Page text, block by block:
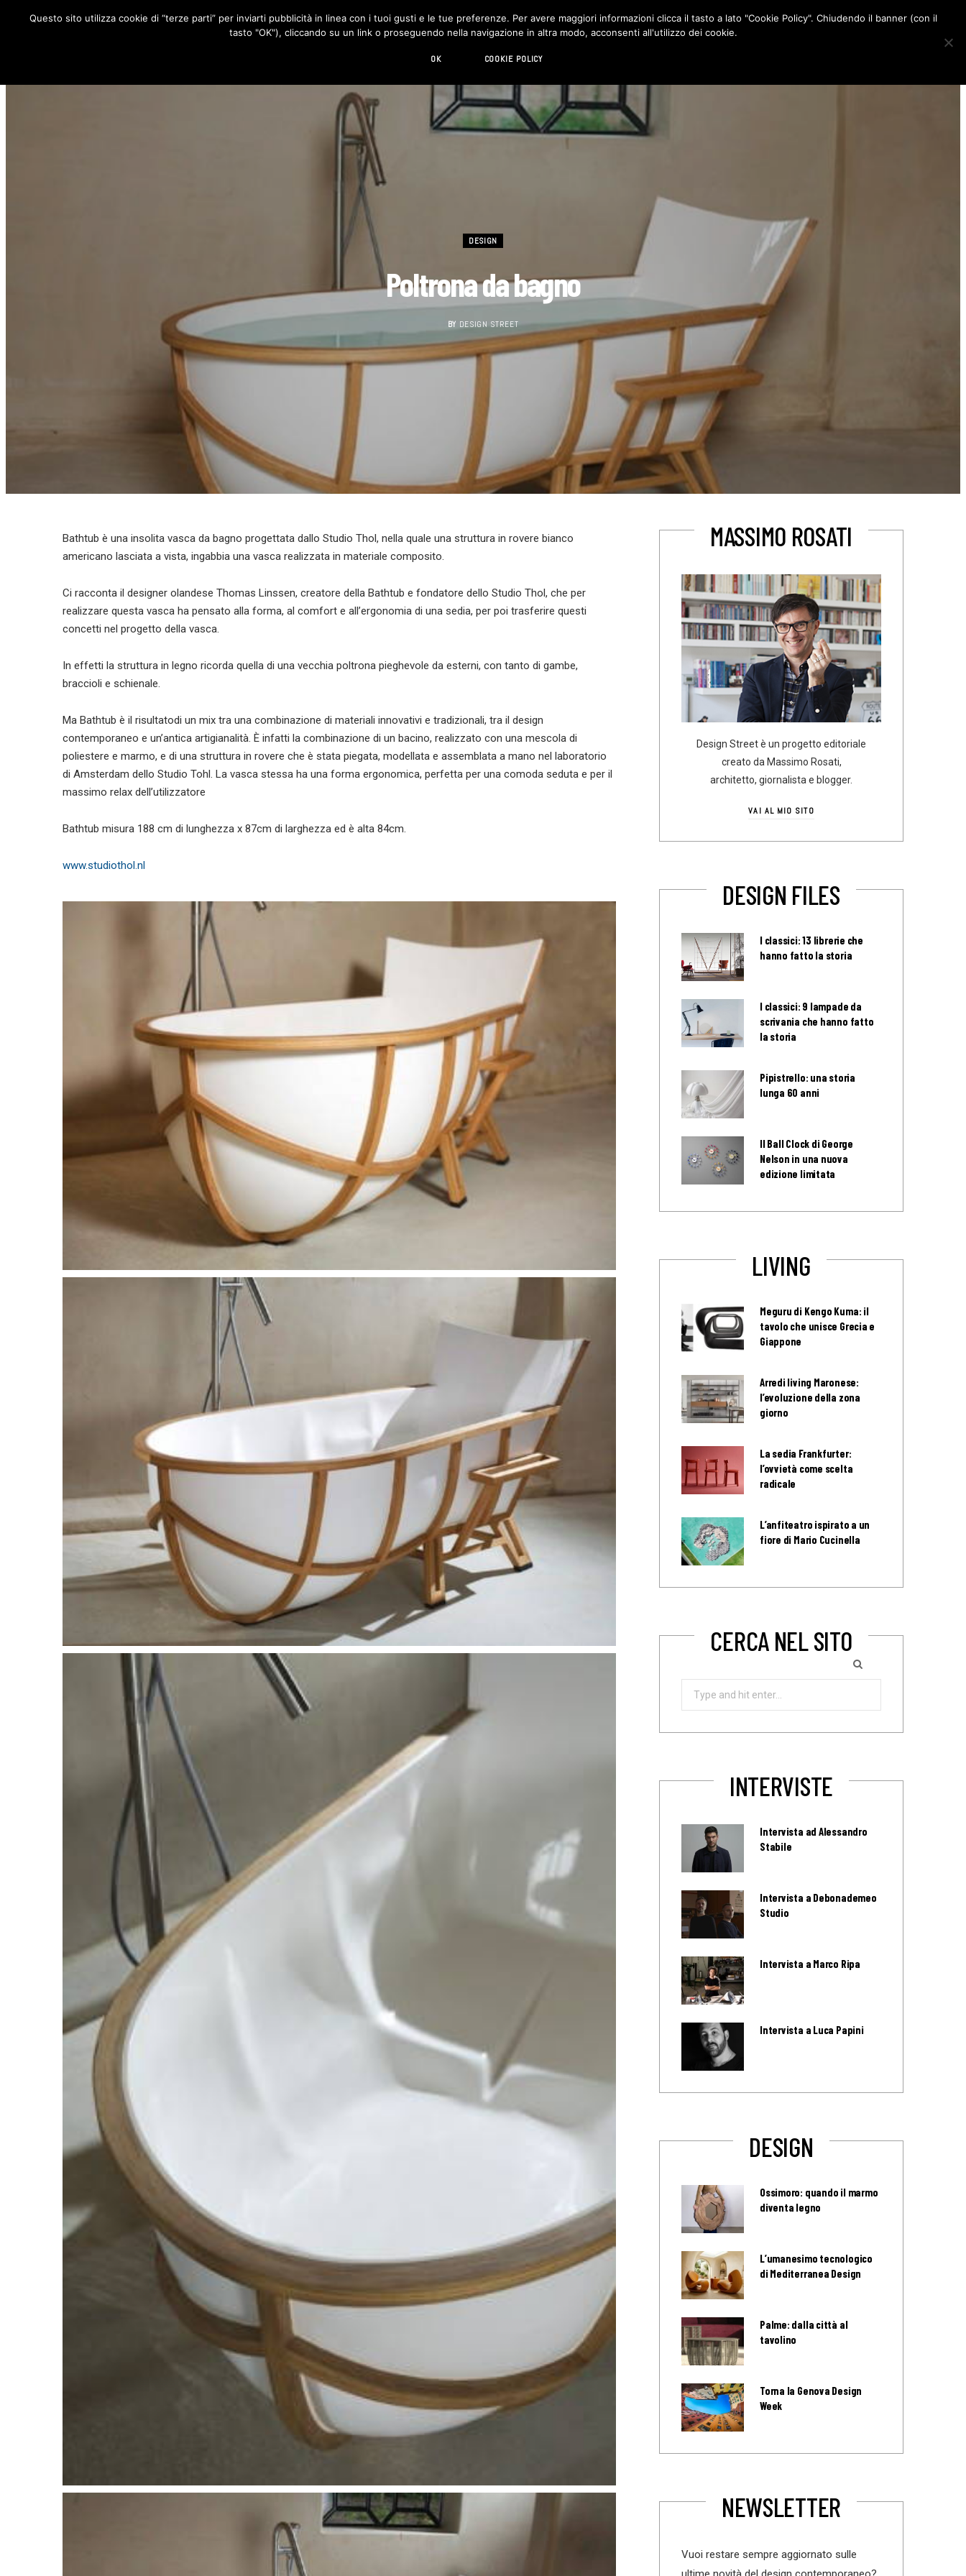
RUBRICHE DESIGN LIVING HI-TECH CHI SIAMO CONTATTI
o
g
r
d
DESIGN
Poltrona da bagno
BY DESIGN STREET
Bathtub è una insolita vasca da bagno progettata dallo Studio Thol, nella quale una struttura in rovere bianco
americano lasciata a vista, ingabbia una vasca realizzata in materiale composito.
Ci racconta il designer olandese Thomas Linssen, creatore della Bathtub e fondatore dello Studio Thol, che per
realizzare questa vasca ha pensato alla forma, al comfort e all’ergonomia di una sedia, per poi trasferire questi
concetti nel progetto della vasca.
In effetti la struttura in legno ricorda quella di una vecchia poltrona pieghevole da esterni, con tanto di gambe,
braccioli e schienale.
Ma Bathtub è il risultatodi un mix tra una combinazione di materiali innovativi e tradizionali, tra il design
contemporaneo e un’antica artigianalità. È infatti la combinazione di un bacino, realizzato con una mescola di
poliestere e marmo, e di una struttura in rovere che è stata piegata, modellata e assemblata a mano nel laboratorio
di Amsterdam dello Studio Tohl. La vasca stessa ha una forma ergonomica, perfetta per una comoda seduta e per il
massimo relax dell’utilizzatore
Bathtub misura 188 cm di lunghezza x 87cm di larghezza ed è alta 84cm.
www.studiothol.nl
MASSIMO ROSATI
Design Street è un progetto editoriale
creato da Massimo Rosati,
architetto, giornalista e blogger.
VAI AL MIO SITO
DESIGN FILES
I classici: 13 librerie che
hanno fatto la storia
I classici: 9 lampade da
scrivania che hanno fatto
la storia
Pipistrello: una storia
lunga 60 anni
Il Ball Clock di George
Nelson in una nuova
edizione limitata
LIVING
Meguru di Kengo Kuma: il
tavolo che unisce Grecia e
Giappone
Arredi living Maronese:
l’evoluzione della zona
giorno
La sedia Frankfurter:
l’ovvietà come scelta
radicale
L’anfiteatro ispirato a un
fiore di Mario Cucinella
CERCA NEL SITO
Search
INTERVISTE
Intervista ad Alessandro
Stabile
Intervista a Debonademeo
Studio
Intervista a Marco Ripa
Intervista a Luca Papini
DESIGN
Ossimoro: quando il marmo
diventa legno
L’umanesimo tecnologico
di Mediterranea Design
Palme: dalla città al
tavolino
Torna la Genova Design
Week
NEWSLETTER
Vuoi restare sempre aggiornato sulle
Questo sito utilizza cookie di “terze parti” per inviarti pubblicità in linea con i tuoi gusti e le tue preferenze. Per avere maggiori informazioni clicca il tasto a lato "Cookie Policy". Chiudendo il banner (con il
tasto "OK"), cliccando su un link o proseguendo nella navigazione in altra modo, acconsenti all'utilizzo dei cookie.
OK COOKIE POLICY